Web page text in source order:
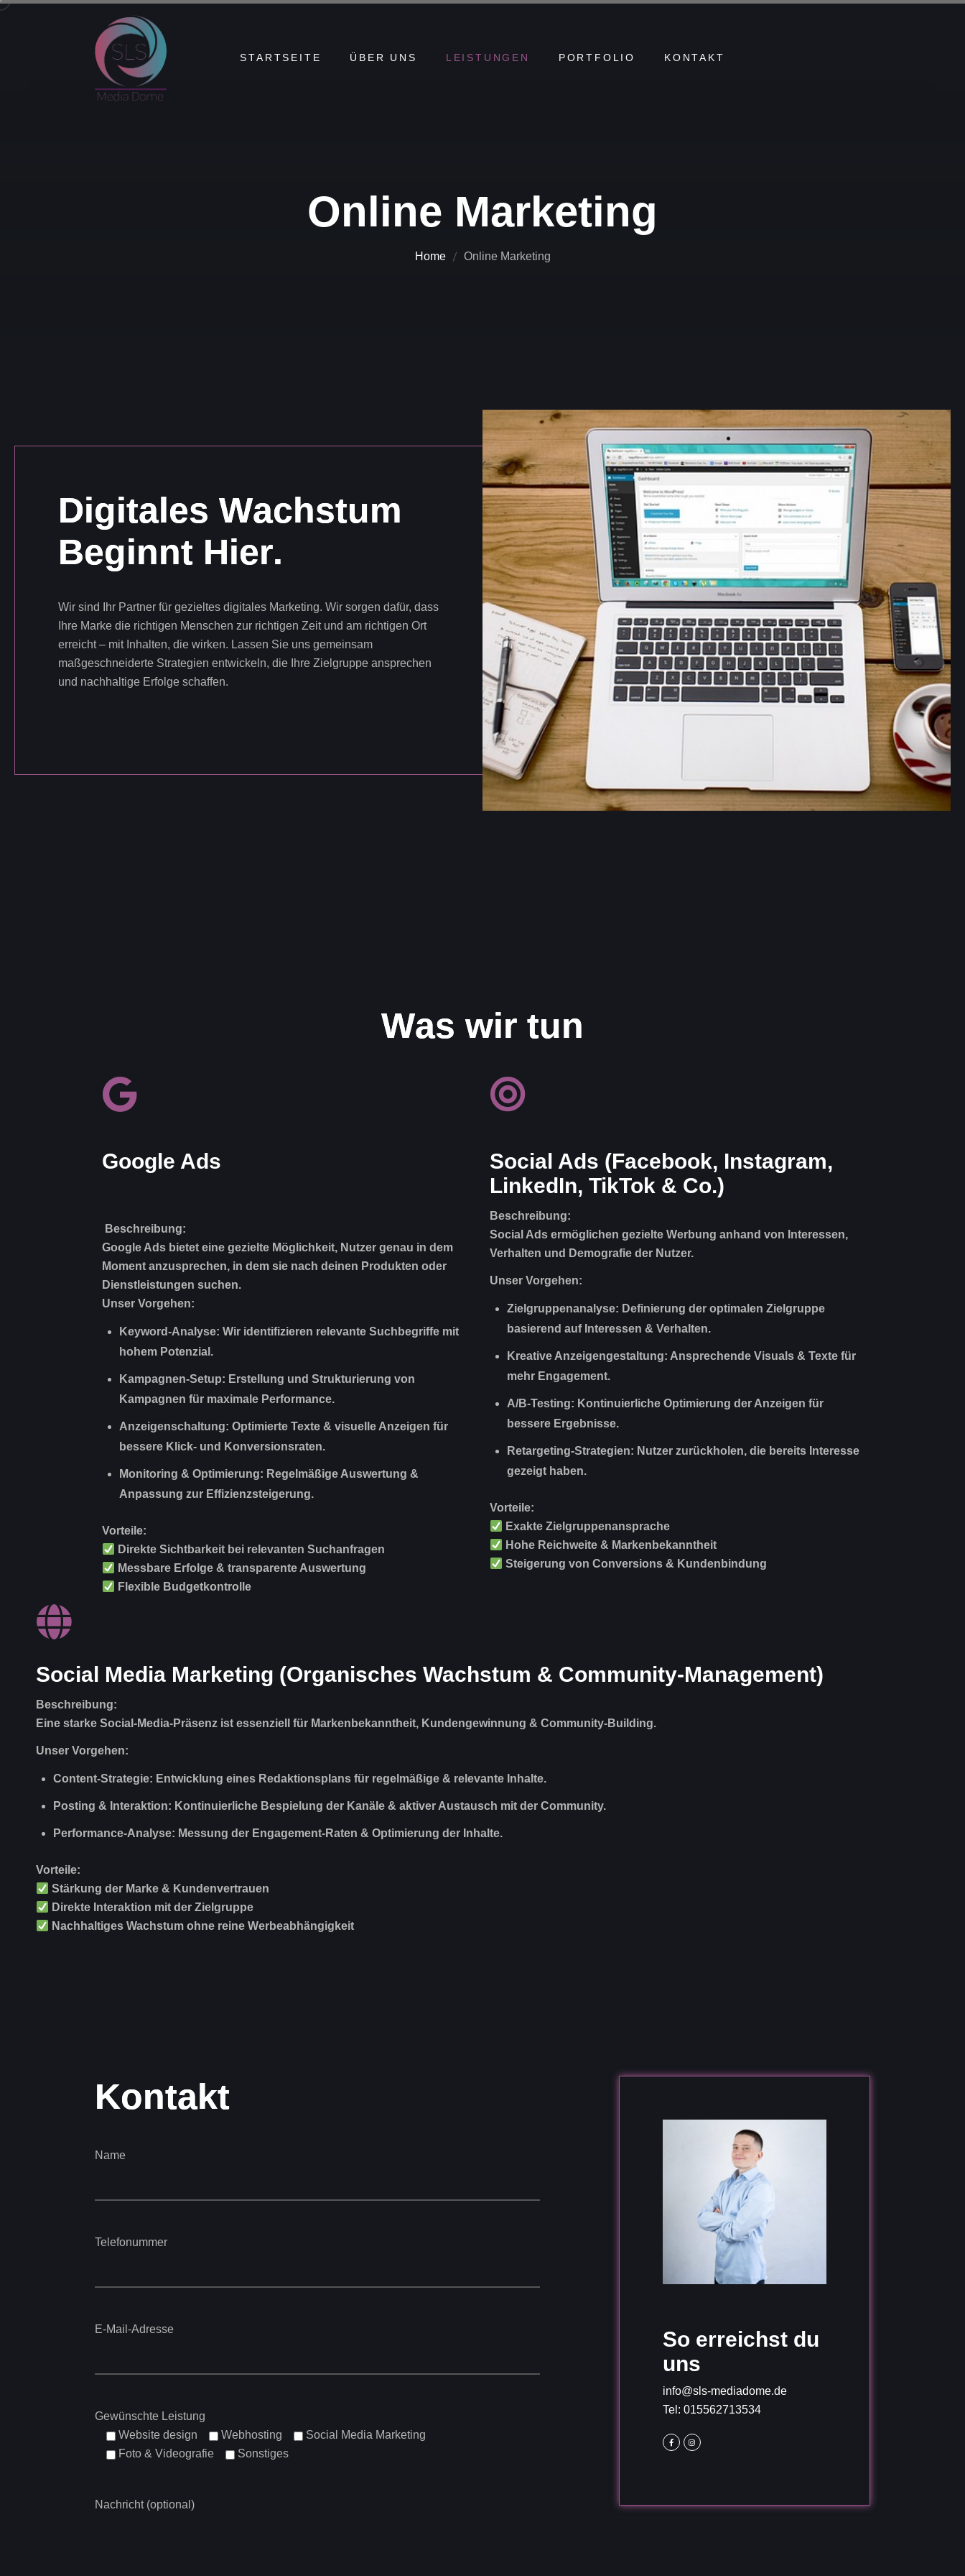
STARTSEITE ÜBER UNS LEISTUNGEN
WEBHOSTING
PORTFOLIO KONTAKT
Online Marketing
Home Online Marketing
Digitales Wachstum
Beginnt Hier.
Wir sind Ihr Partner für gezieltes digitales Marketing. Wir sorgen dafür, dass
Ihre Marke die richtigen Menschen zur richtigen Zeit und am richtigen Ort
erreicht – mit Inhalten, die wirken. Lassen Sie uns gemeinsam
maßgeschneiderte Strategien entwickeln, die Ihre Zielgruppe ansprechen
und nachhaltige Erfolge schaffen.
Was wir tun
Google Ads
Beschreibung:
Google Ads bietet eine gezielte Möglichkeit, Nutzer genau in dem
Moment anzusprechen, in dem sie nach deinen Produkten oder
Dienstleistungen suchen.
Unser Vorgehen:
Keyword-Analyse: Wir identifizieren relevante Suchbegriffe mit
hohem Potenzial.
Kampagnen-Setup: Erstellung und Strukturierung von
Kampagnen für maximale Performance.
Anzeigenschaltung: Optimierte Texte & visuelle Anzeigen für
bessere Klick- und Konversionsraten.
Monitoring & Optimierung: Regelmäßige Auswertung &
Anpassung zur Effizienzsteigerung.
Vorteile:
Direkte Sichtbarkeit bei relevanten Suchanfragen
Messbare Erfolge & transparente Auswertung
Flexible Budgetkontrolle
Social Ads (Facebook, Instagram,
LinkedIn, TikTok & Co.)
Beschreibung:
Social Ads ermöglichen gezielte Werbung anhand von Interessen,
Verhalten und Demografie der Nutzer.
Unser Vorgehen:
Zielgruppenanalyse: Definierung der optimalen Zielgruppe
basierend auf Interessen & Verhalten.
Kreative Anzeigengestaltung: Ansprechende Visuals & Texte für
mehr Engagement.
A/B-Testing: Kontinuierliche Optimierung der Anzeigen für
bessere Ergebnisse.
Retargeting-Strategien: Nutzer zurückholen, die bereits Interesse
gezeigt haben.
Vorteile:
Exakte Zielgruppenansprache
Hohe Reichweite & Markenbekanntheit
Steigerung von Conversions & Kundenbindung
Social Media Marketing (Organisches Wachstum & Community-Management)
Beschreibung:
Eine starke Social-Media-Präsenz ist essenziell für Markenbekanntheit, Kundengewinnung & Community-Building.
Unser Vorgehen:
Content-Strategie: Entwicklung eines Redaktionsplans für regelmäßige & relevante Inhalte.
Posting & Interaktion: Kontinuierliche Bespielung der Kanäle & aktiver Austausch mit der Community.
Performance-Analyse: Messung der Engagement-Raten & Optimierung der Inhalte.
Vorteile:
Stärkung der Marke & Kundenvertrauen
Direkte Interaktion mit der Zielgruppe
Nachhaltiges Wachstum ohne reine Werbeabhängigkeit
Kontakt
Name
Telefonummer
E-Mail-Adresse
Gewünschte Leistung
Website design
Webhosting
Social Media Marketing
Foto & Videografie
Sonstiges
Nachricht (optional)
So erreichst du
uns
info@sls-mediadome.de
Tel: 015562713534